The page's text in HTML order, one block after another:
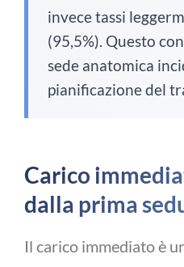
invece tassi
(95,5%). Questo
sede anatomica
pianificazione del
Carico
dalla prima
Il carico immediato è